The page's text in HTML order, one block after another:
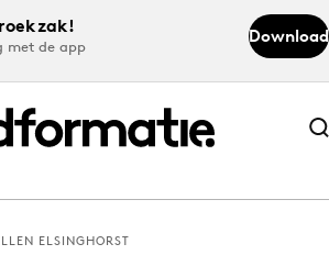
met de app
Download
Abonneer nu
Abonneer nu
ELSINGHORST